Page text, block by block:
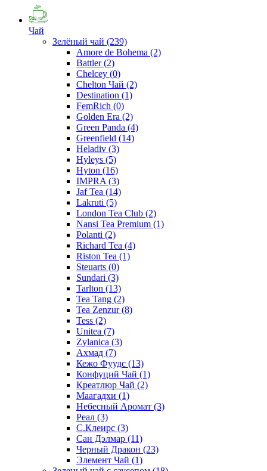
Чай
Зелёный чай (239)
Amore de Bohema (2)
Battler(2)
Chelcey (0)
Chelton Чай (2)
Destination (1)
FemRich (0)
Golden Era (2)
Green Panda (4)
Greenfield (14)
Heladiv (3)
Hyleys (5)
Hyton (16)
IMPRA (3)
Jaf Tea (14)
Lakruti (5)
London Tea Club (2)
Nansi Tea Premium (1)
Polanti (2)
Richard Tea (4)
Riston Tea (1)
Steuarts (0)
Sundari (3)
Tarlton (13)
Tea Tang (2)
Tea Zenzur(8)
Tess (2)
Unitea (7)
Zylanica (3)
Ахмад (7)
Кежо Фуудс (13)
Конфуций Чай (1)
Креатлюр Чай (2)
Маагадхи (1)
Небесный Аромат (3)
Реал (3)
С.Клеирс (3)
Сан Дэлмар (11)
Черный Дракон (23)
Элемент Чай (1)